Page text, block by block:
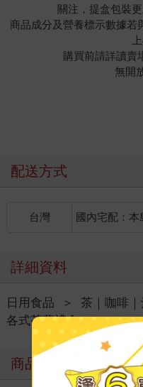
關注，提盒包裝
商品成分及營養標示數據若
購買前請詳讀賣
無開
配送方式
台灣 國內宅配：本
詳細資料
日用食品 ＞ 茶｜咖啡
各式茶葉禮盒
商品評價